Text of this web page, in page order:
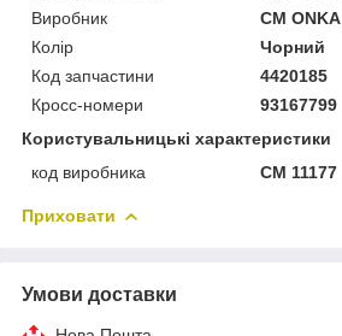
Виробник
CM ONKA
Колір
Чорний
Код запчастини
4420185
Кросс-номери
93167799
Користувальницькі характеристики
код виробника
CM 11177
Приховати
Умови доставки